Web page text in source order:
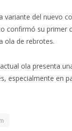
variante del nuevo
confirmó su primer
ola de rebrotes.
ola presenta
especialmente en